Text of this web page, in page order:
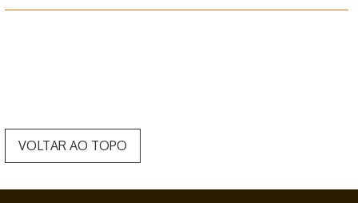
VOLTAR AO TOPO